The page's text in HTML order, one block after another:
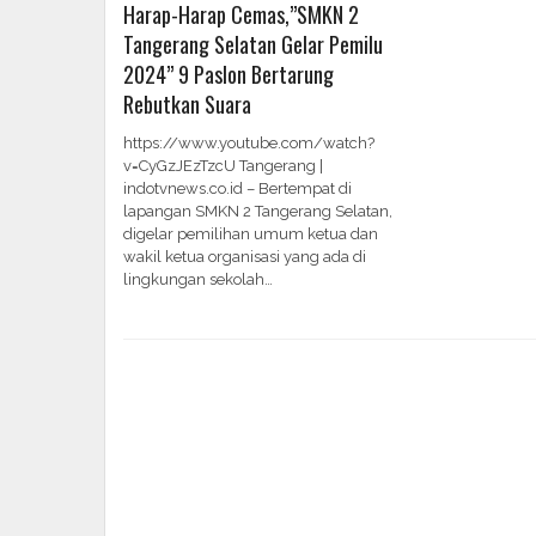
Harap-Harap Cemas,”SMKN 2
Tangerang Selatan Gelar Pemilu
2024” 9 Paslon Bertarung
Rebutkan Suara
https://www.youtube.com/watch?
v=CyGzJEzTzcU Tangerang |
indotvnews.co.id – Bertempat di
lapangan SMKN 2 Tangerang Selatan,
digelar pemilihan umum ketua dan
wakil ketua organisasi yang ada di
lingkungan sekolah…